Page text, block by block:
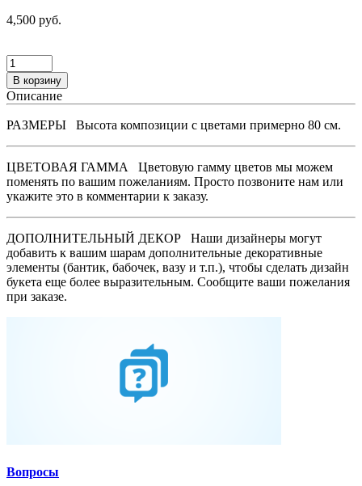
4,500 руб.
В корзину
Описание
РАЗМЕРЫ Высота композиции с цветами примерно 80 см.
ЦВЕТОВАЯ ГАММА
Цветовую гамму цветов мы можем
поменять по вашим пожеланиям. Просто позвоните нам или
укажите это в комментарии к заказу.
ДОПОЛНИТЕЛЬНЫЙ ДЕКОР Наши дизайнеры могут
добавить к вашим шарам дополнительные декоративные
элементы (бантик, бабочек, вазу и т.п.), чтобы сделать дизайн
букета еще более выразительным. Сообщите ваши пожелания
при заказе.
Вопросы